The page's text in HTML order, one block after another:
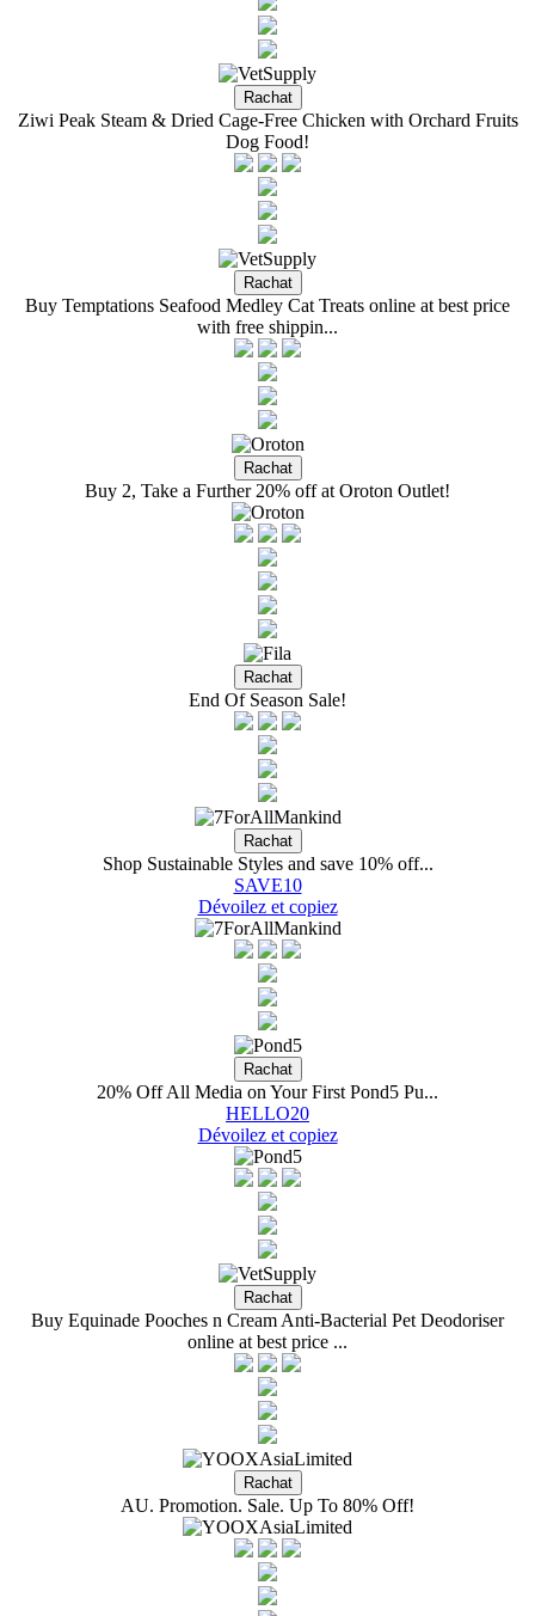
Ziwi Peak Steam & Dried Cage-Free Chicken with Orchard Fruits
Dog Food!
Buy Temptations Seafood Medley Cat Treats online at best price
with free shippin...
Buy 2, Take a Further 20% off at Oroton Outlet!
End Of Season Sale!
Shop Sustainable Styles and save 10% off...
SAVE10
Dévoilez et copiez
20% Off All Media on Your First Pond5 Pu...
HELLO20
Dévoilez et copiez
Buy Equinade Pooches n Cream Anti-Bacterial Pet Deodoriser
online at best price ...
AU. Promotion. Sale. Up To 80% Off!